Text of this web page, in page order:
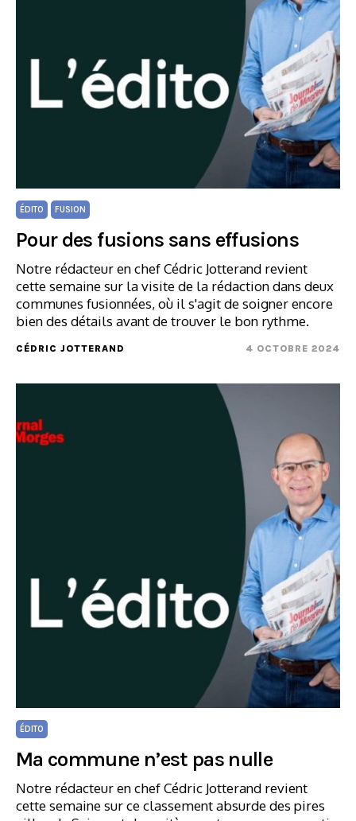
ÉDITO FUSION
Pour des fusions sans effusions
Notre rédacteur en chef Cédric Jotterand revient
cette semaine sur la visite de la rédaction dans deux
communes fusionnées, où il s'agit de soigner encore
bien des détails avant de trouver le bon rythme.
CÉDRIC JOTTERAND 4 OCTOBRE 2024
ÉDITO
Ma commune n’est pas nulle
Notre rédacteur en chef Cédric Jotterand revient
cette semaine sur ce classement absurde des pires